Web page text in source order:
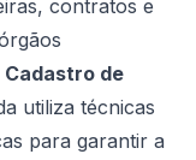
contratos e
de
utiliza técnicas
para garantir a